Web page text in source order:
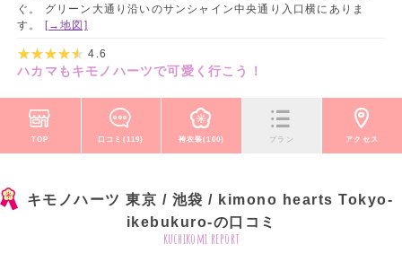
ぐ。 グリーン大通り沿いのサンシャイン中央通り入口横にありま
す。 [→地図]
4.6
ハカマもキモノハーツで可愛く行こう！
TOP 口コミ(119) 袴衣装(100) プラン アクセス
キモノハーツ 東京 / 池袋 / kimono hearts Tokyo-
ikebukuro-の口コミ
kuchikomi report